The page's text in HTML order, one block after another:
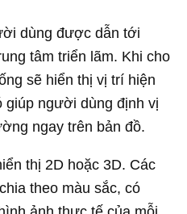
dùng được dẫn tới
tâm triển lãm. Khi cho
sẽ hiển thị vị trí hiện
người dùng định vị
ngay trên bản đồ.
thị 2D hoặc 3D. Các
theo màu sắc, có